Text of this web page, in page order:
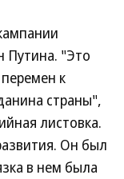
Путина. "Это
к
страны",
листовка.
Он был
в нем была